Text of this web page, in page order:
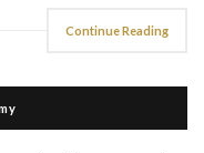
Continue Reading